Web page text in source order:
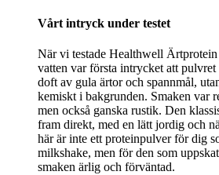
Vårt intryck under testet
När vi testade Healthwell
vatten var första intrycket att
doft av gula ärtor och spannmål,
kemiskt i bakgrunden. Smaken var
men också ganska rustik. Den
fram direkt, med en lätt jordig och
här är inte ett proteinpulver för dig
milkshake, men för den som
smaken ärlig och förväntad.